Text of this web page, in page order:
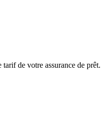
de votre assurance de prêt.